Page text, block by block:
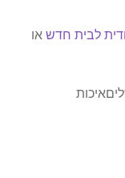
לבית חדשאו